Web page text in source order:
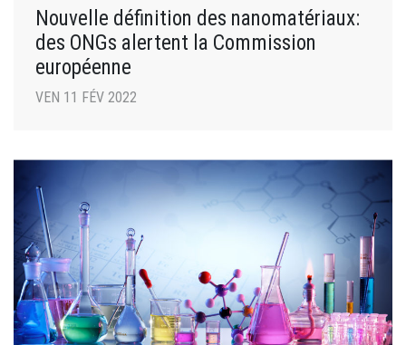
Nouvelle définition des nanomatériaux:
des ONGs alertent la Commission
européenne
VEN 11 FÉV 2022